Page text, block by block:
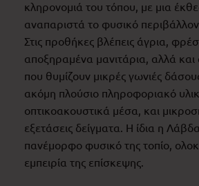
κληρονομιά του τόπου, με μια
αναπαριστά το φυσικό
Στις προθήκες βλέπεις άγρια,
αποξηραμένα μανιτάρια, αλλά
που θυμίζουν μικρές γωνιές
ακόμη πλούσιο πληροφοριακό
οπτικοακουστικά μέσα, και
εξετάσεις δείγματα. Η ίδια η
πανέμορφο φυσικό της τοπίο,
εμπειρία της επίσκεψης.